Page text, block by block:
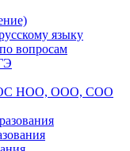
языку
вопросам
НОО, ООО, СОО